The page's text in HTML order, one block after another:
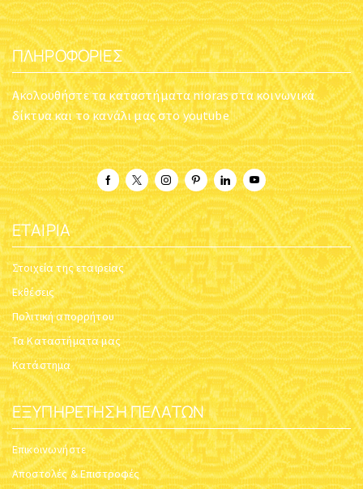
ΠΛΗΡΟΦΟΡΊΕΣ
Ακολουθήστε τα καταστήματα nioras στα κοινωνικά
δίκτυα και το κανάλι μας στο youtube
ΕΤΑΙΡΊΑ
Στοιχεία της εταιρείας
Εκθέσεις
Πολιτική απορρήτου
Τα Καταστήματα μας
Κατάστημα
ΕΞΥΠΗΡΈΤΗΣΗ ΠΕΛΑΤΏΝ
Επικοινωνήστε
Αποστολές & Επιστροφές